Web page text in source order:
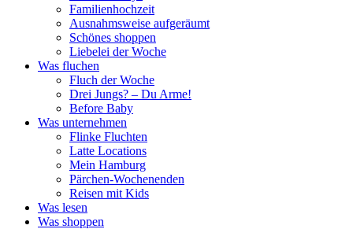
Familienhochzeit
Ausnahmsweise aufgeräumt
Schönes shoppen
Liebelei der Woche
Was fluchen
Fluch der Woche
Drei Jungs? – Du Arme!
Before Baby
Was unternehmen
Flinke Fluchten
Latte Locations
Mein Hamburg
Pärchen-Wochenenden
Reisen mit Kids
Was lesen
Was shoppen